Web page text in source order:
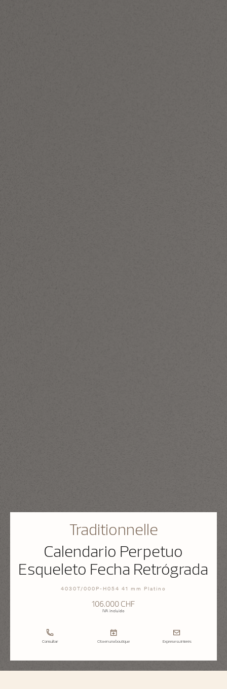
Traditionnelle
Calendario Perpetuo
Esqueleto Fecha Retrógrada
4030T/000P-H054 41 mm Platino
106.000 CHF
IVA incluido
Consultar Cita en una boutique Exprese su interés